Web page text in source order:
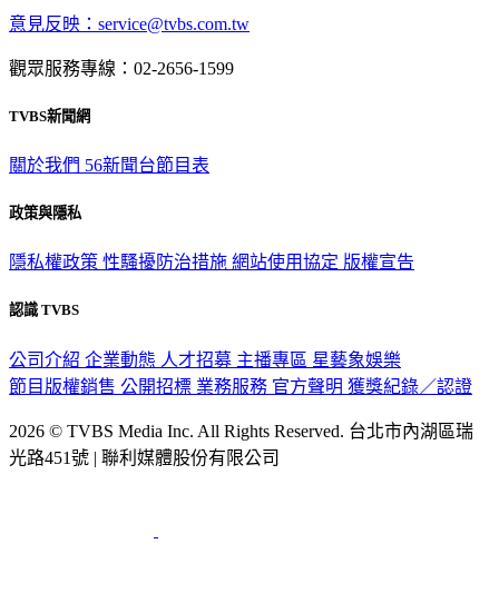
意見反映：service@tvbs.com.tw
觀眾服務專線：02-2656-1599
TVBS新聞網
關於我們 56新聞台節目表
政策與隱私
隱私權政策 性騷擾防治措施 網站使用協定 版權宣告
認識 TVBS
公司介紹 企業動態 人才招募 主播專區 星藝象娛樂
節目版權銷售 公開招標 業務服務 官方聲明 獲獎紀錄／認證
2026 © TVBS Media Inc. All Rights Reserved. 台北市內湖區瑞
光路451號 | 聯利媒體股份有限公司